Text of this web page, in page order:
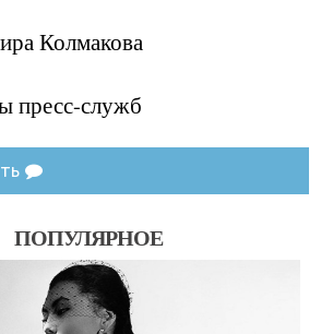
Колмакова
пресс-служб
ПОПУЛЯРНОЕ